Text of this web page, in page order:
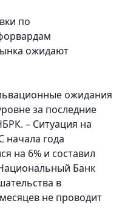
по
ожидают
ожидания
за последние
– Ситуация на
начала года
на 6% и составил
Банк
в
не проводит